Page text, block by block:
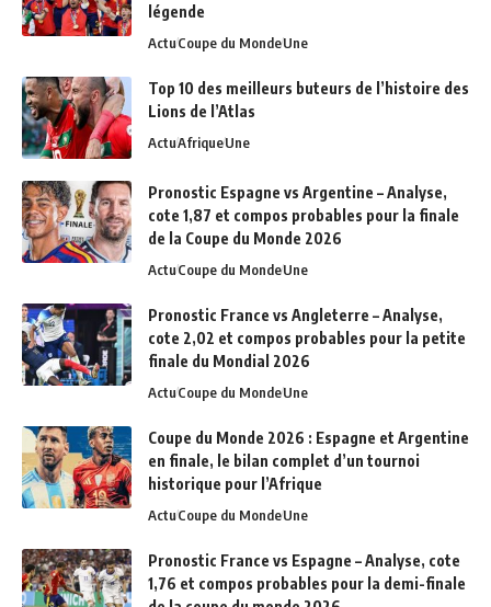
légende
ActuCoupe du MondeUne
Top 10 des meilleurs buteurs de l’histoire des
Lions de l’Atlas
ActuAfriqueUne
Pronostic Espagne vs Argentine – Analyse,
cote 1,87 et compos probables pour la finale
de la Coupe du Monde 2026
ActuCoupe du MondeUne
Pronostic France vs Angleterre – Analyse,
cote 2,02 et compos probables pour la petite
finale du Mondial 2026
ActuCoupe du MondeUne
Coupe du Monde 2026 : Espagne et Argentine
en finale, le bilan complet d’un tournoi
historique pour l’Afrique
ActuCoupe du MondeUne
Pronostic France vs Espagne – Analyse, cote
1,76 et compos probables pour la demi-finale